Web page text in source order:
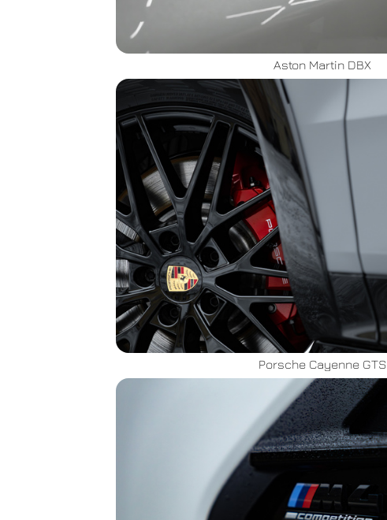
Aston Martin DBX
Porsche Cayenne GTS